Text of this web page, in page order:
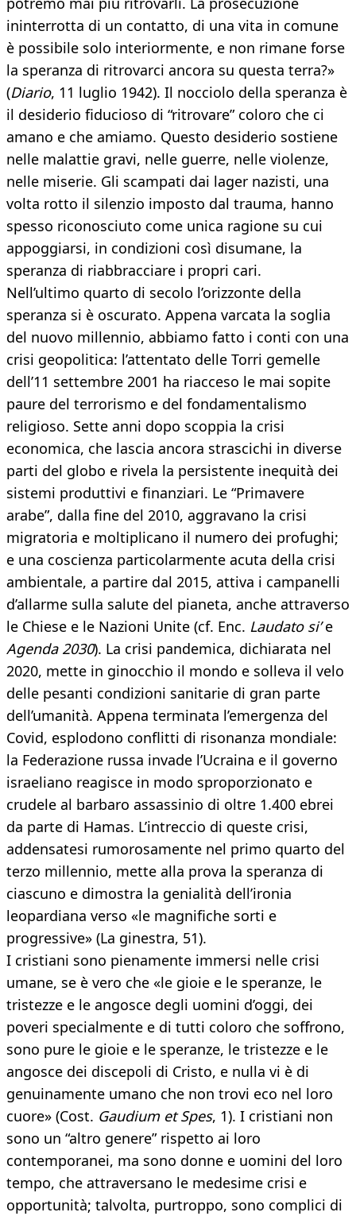
ininterrotta di un contatto, di una vita in comune
è possibile solo interiormente, e non rimane forse
la speranza di ritrovarci ancora su questa terra?»
(Diario, 11 luglio 1942). Il nocciolo della speranza è
il desiderio fiducioso di “ritrovare” coloro che ci
amano e che amiamo. Questo desiderio sostiene
nelle malattie gravi, nelle guerre, nelle violenze,
nelle miserie. Gli scampati dai lager nazisti, una
volta rotto il silenzio imposto dal trauma, hanno
spesso riconosciuto come unica ragione su cui
appoggiarsi, in condizioni così disumane, la
speranza di riabbracciare i propri cari.
Nell’ultimo quarto di secolo l’orizzonte della
speranza si è oscurato. Appena varcata la soglia
del nuovo millennio, abbiamo fatto i conti con una
crisi geopolitica: l’attentato delle Torri gemelle
dell’11 settembre 2001 ha riacceso le mai sopite
paure del terrorismo e del fondamentalismo
religioso. Sette anni dopo scoppia la crisi
economica, che lascia ancora strascichi in diverse
parti del globo e rivela la persistente inequità dei
sistemi produttivi e finanziari. Le “Primavere
arabe”, dalla fine del 2010, aggravano la crisi
migratoria e moltiplicano il numero dei profughi;
e una coscienza particolarmente acuta della crisi
ambientale, a partire dal 2015, attiva i campanelli
d’allarme sulla salute del pianeta, anche attraverso
le Chiese e le Nazioni Unite (cf. Enc. Laudato si’e
Agenda 2030). La crisi pandemica, dichiarata nel
2020, mette in ginocchio il mondo e solleva il velo
delle pesanti condizioni sanitarie di gran parte
dell’umanità. Appena terminata l’emergenza del
Covid, esplodono conflitti di risonanza mondiale:
la Federazione russa invade l’Ucraina e il governo
israeliano reagisce in modo sproporzionato e
crudele al barbaro assassinio di oltre 1.400 ebrei
da parte di Hamas. L’intreccio di queste crisi,
addensatesi rumorosamente nel primo quarto del
terzo millennio, mette alla prova la speranza di
ciascuno e dimostra la genialità dell’ironia
leopardiana verso «le magnifiche sorti e
progressive» (La ginestra, 51).
I cristiani sono pienamente immersi nelle crisi
umane, se è vero che «le gioie e le speranze, le
tristezze e le angosce degli uomini d’oggi, dei
poveri specialmente e di tutti coloro che soffrono,
sono pure le gioie e le speranze, le tristezze e le
angosce dei discepoli di Cristo, e nulla vi è di
genuinamente umano che non trovi eco nel loro
cuore» (Cost. Gaudium et Spes, 1). I cristiani non
sono un “altro genere” rispetto ai loro
contemporanei, ma sono donne e uomini del loro
tempo, che attraversano le medesime crisi e
opportunità; talvolta, purtroppo, sono complici di